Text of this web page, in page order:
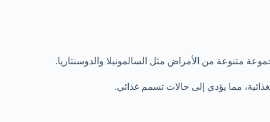
متنوعة من الأمراض مثل السالمونيلا والدوسنتاريا.
مما يؤدي إلى حالات تسمم غذائي.